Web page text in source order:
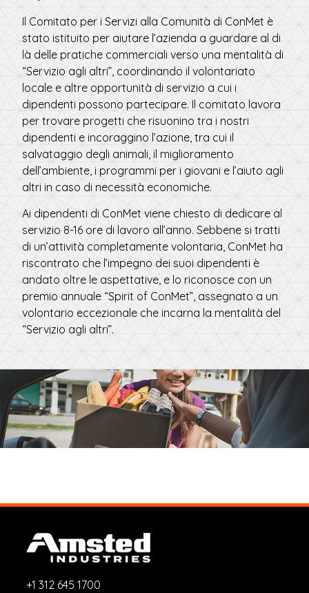
Il Comitato per i Servizi alla Comunità di ConMet è
stato istituito per aiutare l’azienda a guardare al di
là delle pratiche commerciali verso una mentalità di
“Servizio agli altri”, coordinando il volontariato
locale e altre opportunità di servizio a cui i
dipendenti possono partecipare. Il comitato lavora
per trovare progetti che risuonino tra i nostri
dipendenti e incoraggino l’azione, tra cui il
salvataggio degli animali, il miglioramento
dell’ambiente, i programmi per i giovani e l’aiuto agli
altri in caso di necessità economiche.
Ai dipendenti di ConMet viene chiesto di dedicare al
servizio 8-16 ore di lavoro all’anno. Sebbene si tratti
di un’attività completamente volontaria, ConMet ha
riscontrato che l’impegno dei suoi dipendenti è
andato oltre le aspettative, e lo riconosce con un
premio annuale “Spirit of ConMet”, assegnato a un
volontario eccezionale che incarna la mentalità del
“Servizio agli altri”.
+1 312 645 1700